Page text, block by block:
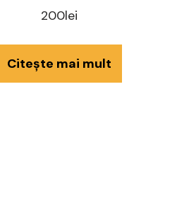
200lei
Citește mai mult